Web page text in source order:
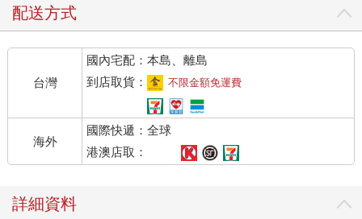
配送方式
台灣
國內宅配：本島、離島
到店取貨：
不限金額免運費
海外
國際快遞：全球
港澳店取：
詳細資料